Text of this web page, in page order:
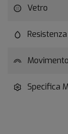
Vetro
Movimento
Specifica